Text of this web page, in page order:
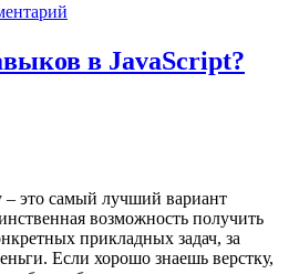
в JavaScript?
– это самый лучший вариант
возможность получить
прикладных задач, за
Если хорошо знаешь верстку,